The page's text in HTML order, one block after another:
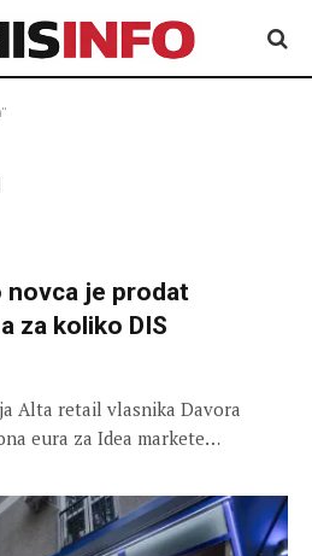
novca je prodat
za koliko DIS
Alta retail vlasnika Davora
eura za Idea markete…